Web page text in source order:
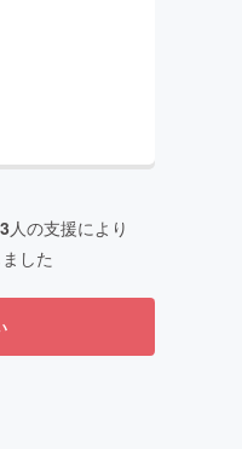
人の支援により
した